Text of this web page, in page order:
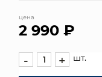
цена
2 990 ₽
- + шт.